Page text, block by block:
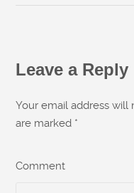
Leave a Reply
Your email address will
are marked *
Comment